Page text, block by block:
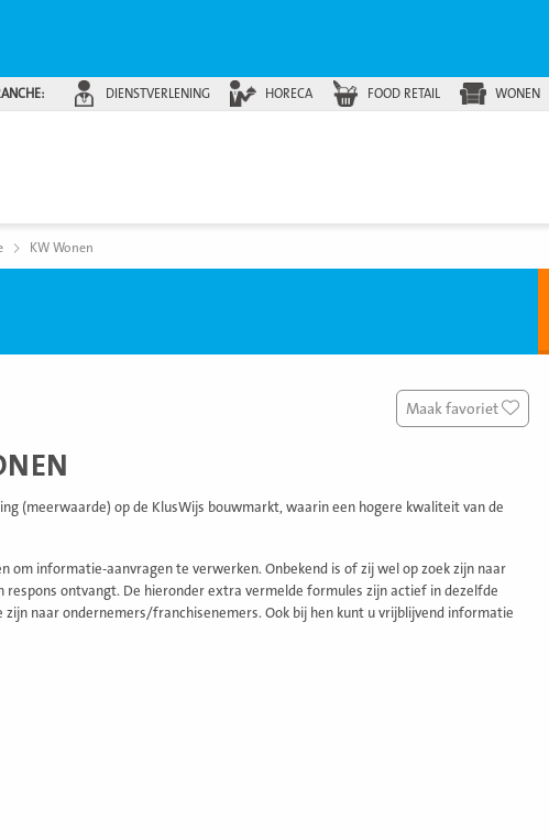
DIENSTVERLENING HORECA FOOD RETAIL WONEN
KW Wonen
Maak favoriet
(meerwaarde) op de KlusWijs bouwmarkt, waarin een hogere kwaliteit van de
om informatie-aanvragen te verwerken. Onbekend is of zij wel op zoek zijn naar
respons ontvangt. De hieronder extra vermelde formules zijn actief in dezelfde
zijn naar ondernemers/franchisenemers. Ook bij hen kunt u vrijblijvend informatie